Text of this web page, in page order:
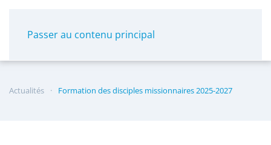
Passer au contenu principal
Actualités Formation des disciples missionnaires 2025-2027